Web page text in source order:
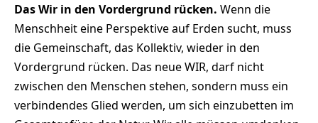
Das Wir in den Vordergrund rücken. Wenn die
Menschheit eine Perspektive auf Erden sucht, muss
die Gemeinschaft, das Kollektiv, wieder in den
Vordergrund rücken. Das neue WIR, darf nicht
zwischen den Menschen stehen, sondern muss ein
verbindendes Glied werden, um sich einzubetten im